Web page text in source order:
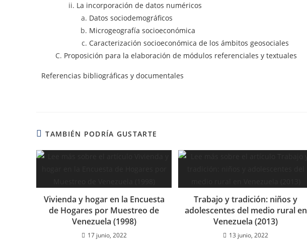
La incorporación de datos numéricos
Datos sociodemográficos
Microgeografía socioeconómica
Caracterización socioeconómica de los ámbitos geosociales
Proposición para la elaboración de módulos referenciales y textuales
Referencias bibliográficas y documentales
TAMBIÉN PODRÍA GUSTARTE
Vivienda y hogar en la Encuesta
de Hogares por Muestreo de
Venezuela (1998)
17 junio, 2022
Trabajo y tradición: niños y
adolescentes del medio rural en
Venezuela (2013)
13 junio, 2022